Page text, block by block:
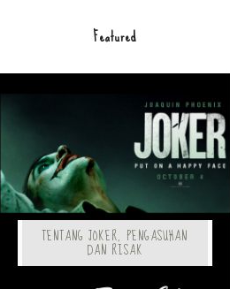
Featured
TENTANG JOKER, PENGASUHAN
DAN RISAK